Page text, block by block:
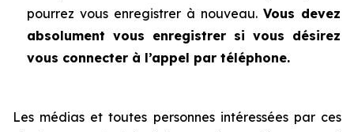
pourrez vous enregistrer à nouveau. Vous devez
absolument vous enregistrer si vous désirez
vous connecter à l’appel par téléphone.
Les médias et toutes personnes intéressées par ces